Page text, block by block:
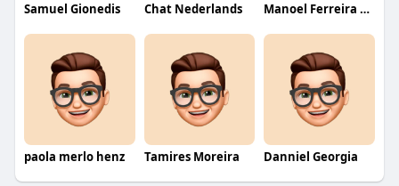
Samuel Gionedis Chat Nederlands Manoel Ferreira dos Santos junior
paola merlo henz Tamires Moreira Danniel Georgia